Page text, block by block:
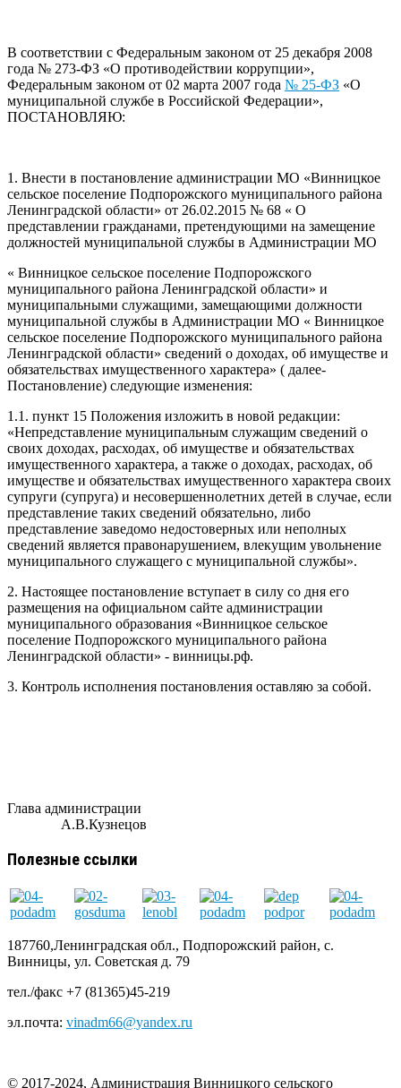
В соответствии с Федеральным законом от 25 декабря 2008
года № 273-ФЗ «О противодействии коррупции»,
Федеральным законом от 02 марта 2007 года № 25-ФЗ «О
муниципальной службе в Российской Федерации»,
ПОСТАНОВЛЯЮ:
1. Внести в постановление администрации МО «Винницкое
сельское поселение Подпорожского муниципального района
Ленинградской области» от 26.02.2015 № 68 « О
представлении гражданами, претендующими на замещение
должностей муниципальной службы в Администрации МО
« Винницкое сельское поселение Подпорожского
муниципального района Ленинградской области» и
муниципальными служащими, замещающими должности
муниципальной службы в Администрации МО « Винницкое
сельское поселение Подпорожского муниципального района
Ленинградской области» сведений о доходах, об имуществе и
обязательствах имущественного характера» ( далее-
Постановление) следующие изменения:
1.1. пункт 15 Положения изложить в новой редакции:
«Непредставление муниципальным служащим сведений о
своих доходах, расходах, об имуществе и обязательствах
имущественного характера, а также о доходах, расходах, об
имуществе и обязательствах имущественного характера своих
супруги (супруга) и несовершеннолетних детей в случае, если
представление таких сведений обязательно, либо
представление заведомо недостоверных или неполных
сведений является правонарушением, влекущим увольнение
муниципального служащего с муниципальной службы».
2. Настоящее постановление вступает в силу со дня его
размещения на официальном сайте администрации
муниципального образования «Винницкое сельское
поселение Подпорожского муниципального района
Ленинградской области» - винницы.рф.
3. Контроль исполнения постановления оставляю за собой.
Глава администрации
А.В.Кузнецов
Полезные ссылки
187760,Ленинградская обл., Подпорожский район, с.
Винницы, ул. Советская д. 79
тел./факс +7 (81365)45-219
эл.почта: vinadm66@yandex.ru
© 2017-2024, Администрация Винницкого сельского